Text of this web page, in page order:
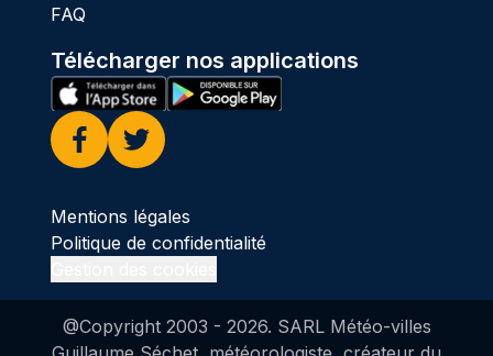
FAQ
Télécharger nos applications
Facebook
Twitter
Mentions légales
Politique de confidentialité
@Copyright 2003 - 2026. SARL Météo-villes